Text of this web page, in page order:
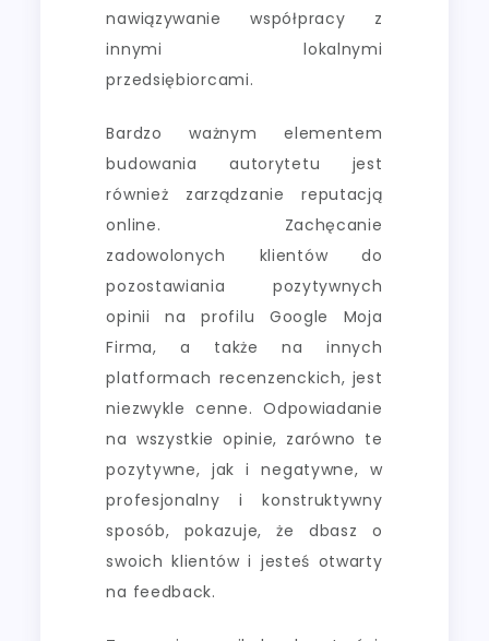
nawiązywanie współpracy z
innymi lokalnymi
przedsiębiorcami.
Bardzo ważnym elementem
budowania autorytetu jest
również zarządzanie reputacją
online. Zachęcanie
zadowolonych klientów do
pozostawiania pozytywnych
opinii na profilu Google Moja
Firma, a także na innych
platformach recenzenckich, jest
niezwykle cenne. Odpowiadanie
na wszystkie opinie, zarówno te
pozytywne, jak i negatywne, w
profesjonalny i konstruktywny
sposób, pokazuje, że dbasz o
swoich klientów i jesteś otwarty
na feedback.